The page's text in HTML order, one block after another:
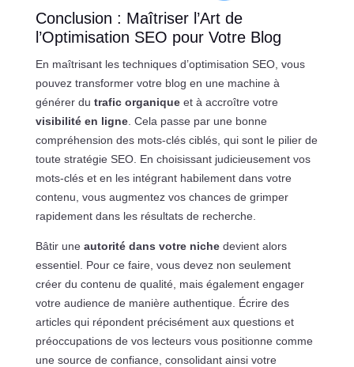
Conclusion : Maîtriser l’Art de
l’Optimisation SEO pour Votre Blog
En maîtrisant les techniques d’optimisation SEO, vous
pouvez transformer votre blog en une machine à
générer du trafic organiqueet à accroître votre
visibilité en ligne. Cela passe par une bonne
compréhension des mots-clés ciblés, qui sont le pilier de
toute stratégie SEO. En choisissant judicieusement vos
mots-clés et en les intégrant habilement dans votre
contenu, vous augmentez vos chances de grimper
rapidement dans les résultats de recherche.
Bâtir une autorité dans votre nichedevient alors
essentiel. Pour ce faire, vous devez non seulement
créer du contenu de qualité, mais également engager
votre audience de manière authentique. Écrire des
articles qui répondent précisément aux questions et
préoccupations de vos lecteurs vous positionne comme
une source de confiance, consolidant ainsi votre